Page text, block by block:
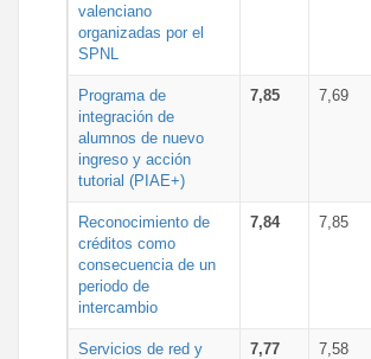
valenciano
organizadas por el
SPNL
Programa de
integración de
alumnos de nuevo
ingreso y acción
tutorial (PIAE+)
7,85 7,69
Reconocimiento de
créditos como
consecuencia de un
periodo de
intercambio
7,84 7,85
Servicios de red y
7,77 7,58